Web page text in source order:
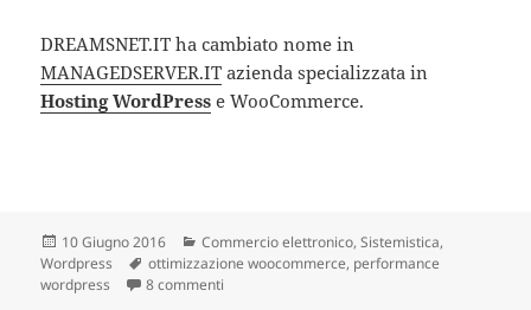
DREAMSNET.IT ha cambiato nome in
MANAGEDSERVER.IT azienda specializzata in
Hosting WordPress e WooCommerce.
Scritto
il
10 Giugno 2016 Categorie
Commercio elettronico,Sistemistica,
Wordpress
Tag
ottimizzazione woocommerce, performance
wordpress
8 commenti